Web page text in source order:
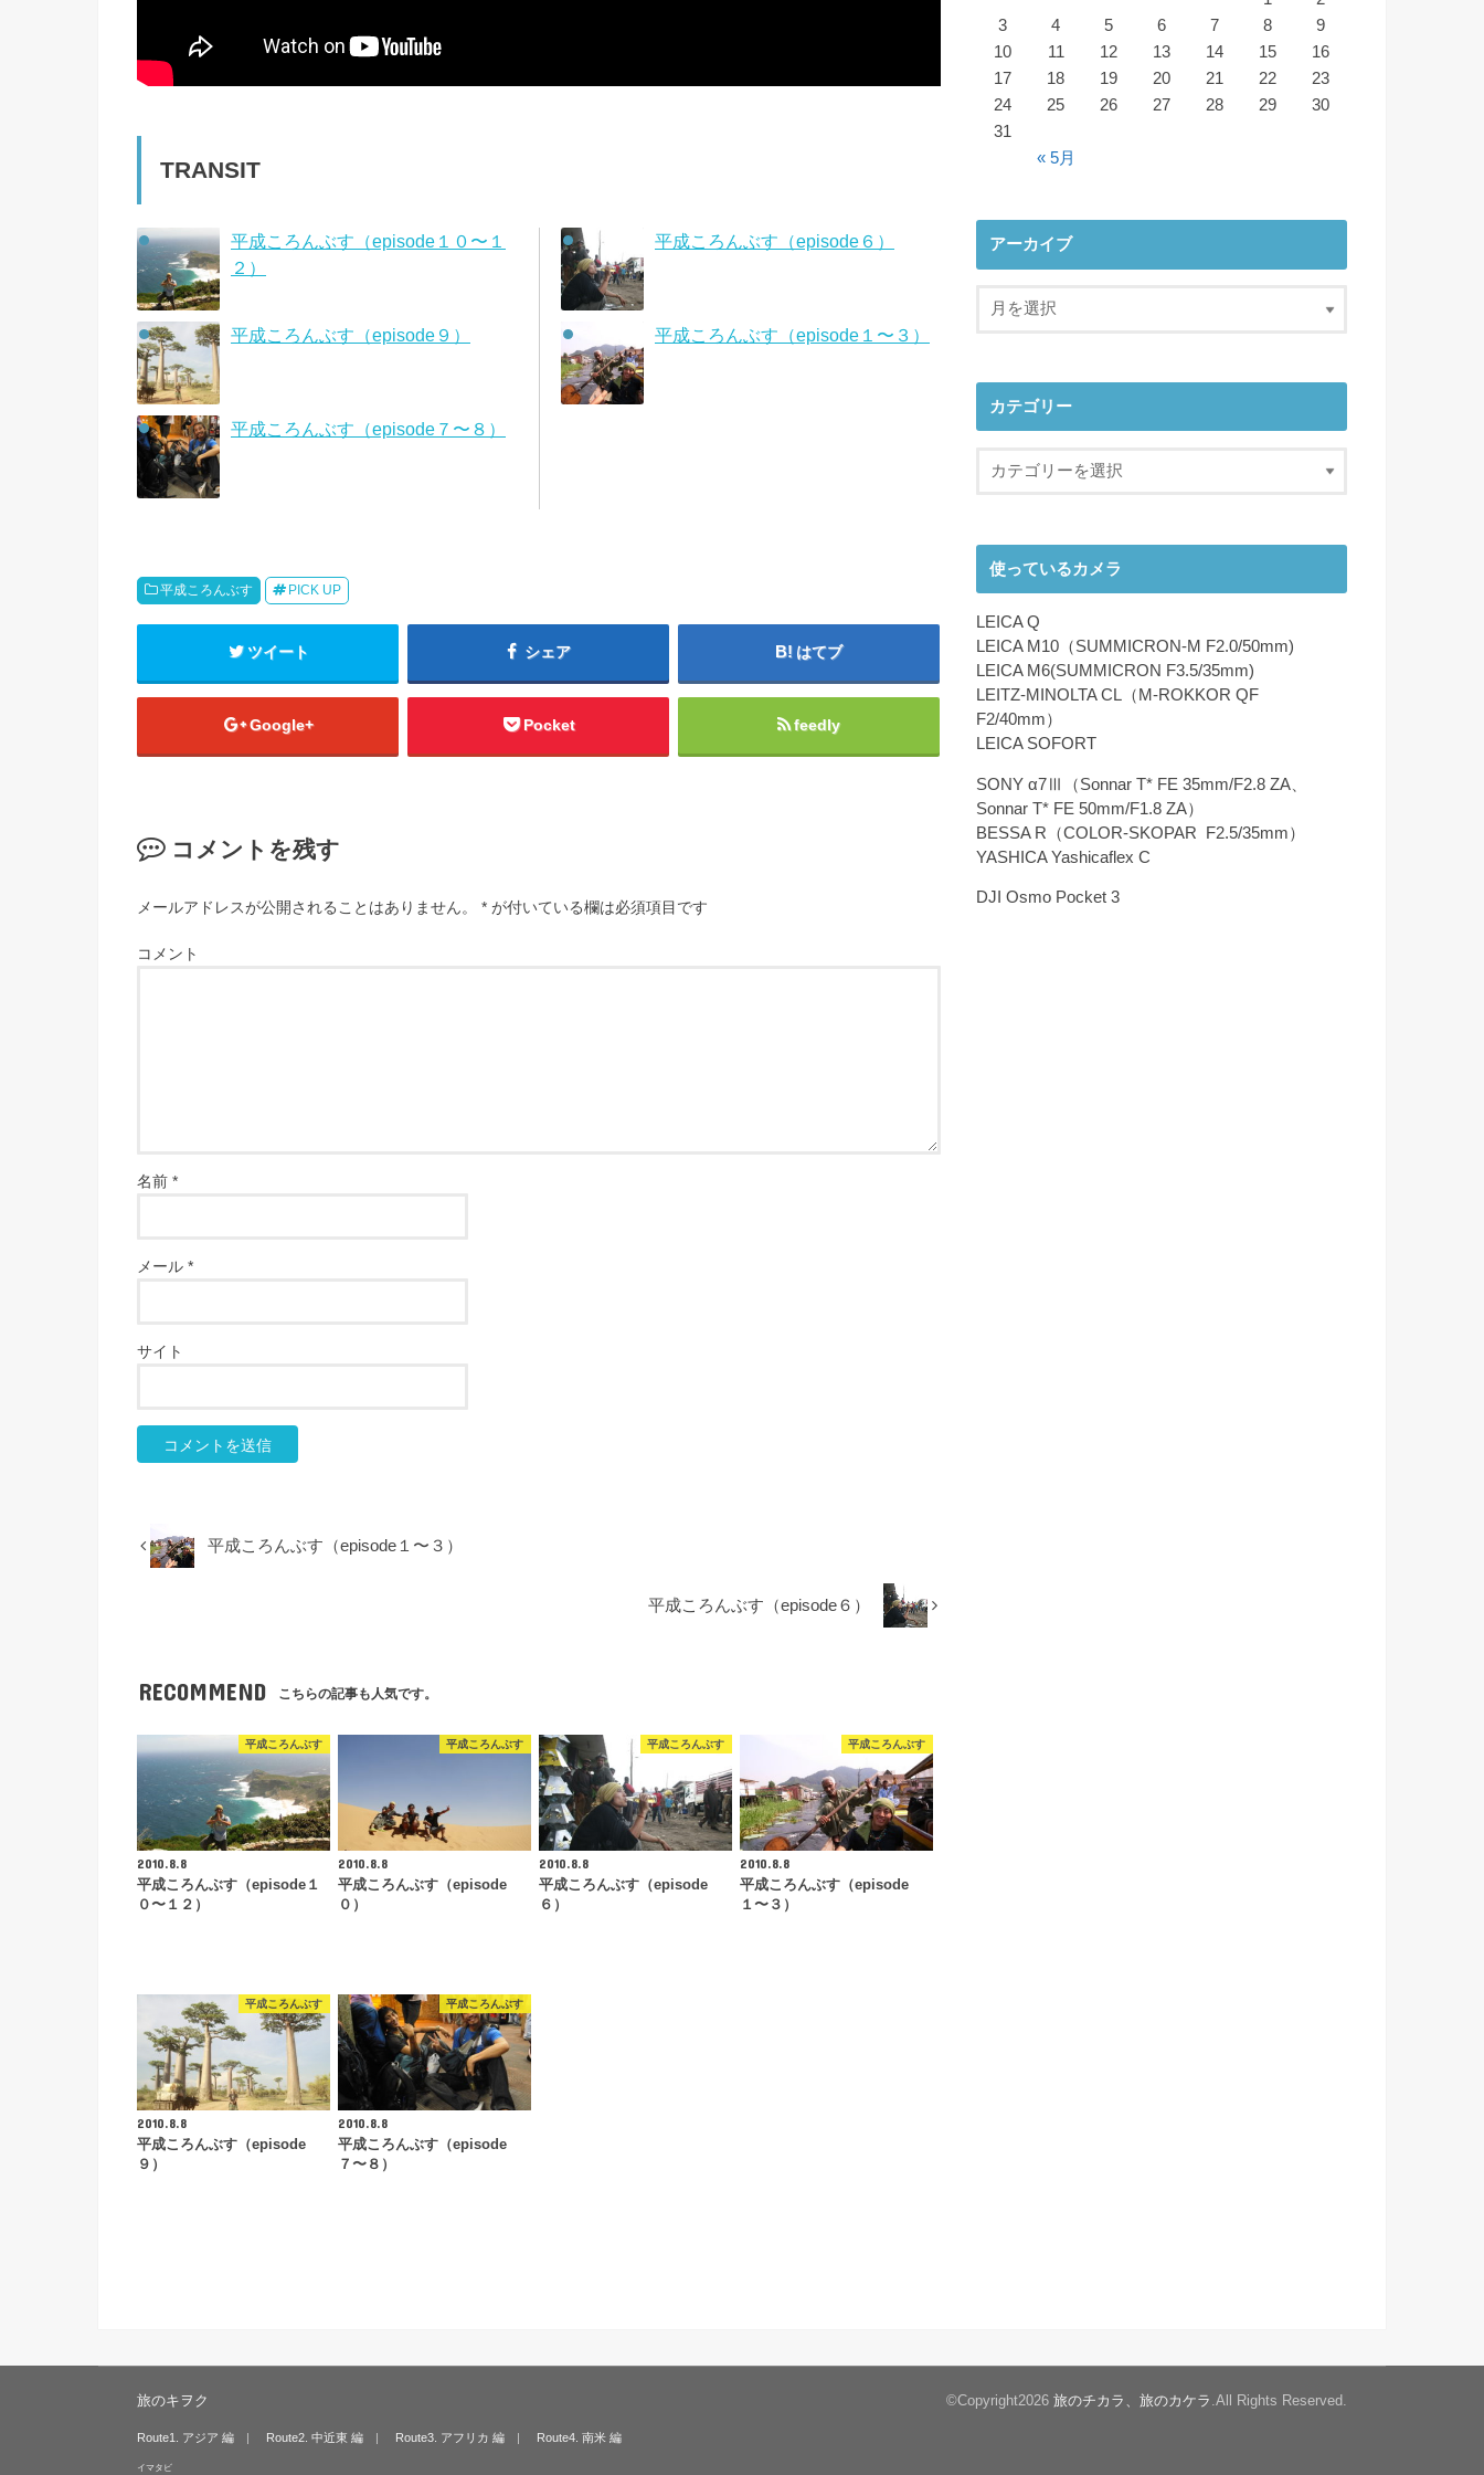
TRANSIT
平成ころんぶす（episode１０〜１
２）
平成ころんぶす（episode９）
平成ころんぶす（episode７〜８）
平成ころんぶす（episode６）
平成ころんぶす（episode１〜３）
平成ころんぶす PICK UP
ツイート シェア はてブ
Google+ Pocket feedly
コメントを残す
メールアドレスが公開されることはありません。 * が付いている欄は必須項目です
コメント
名前 *
メール *
サイト
平成ころんぶす（episode１〜３）
平成ころんぶす（episode６）
RECOMMEND こちらの記事も人気です。
平成ころんぶす
2010.8.8
平成ころんぶす（episode１
０〜１２）
平成ころんぶす
2010.8.8
平成ころんぶす（episode
０）
平成ころんぶす
2010.8.8
平成ころんぶす（episode
６）
平成ころんぶす
2010.8.8
平成ころんぶす（episode
１〜３）
平成ころんぶす
2010.8.8
平成ころんぶす（episode
９）
平成ころんぶす
2010.8.8
平成ころんぶす（episode
７〜８）
« 5月
3
4 5 6 7 8
9
10
11 12 13 14 15
16
17
18 19 20 21 22
23
24
25 26 27 28 29
30
31
アーカイブ
カテゴリー
使っているカメラ
LEICA Q
LEICA M10（SUMMICRON-M F2.0/50mm)
LEICA M6(SUMMICRON F3.5/35mm)
LEITZ-MINOLTA CL（M-ROKKOR QF
F2/40mm）
LEICA SOFORT
SONY α7Ⅲ（Sonnar T* FE 35mm/F2.8 ZA、
Sonnar T* FE 50mm/F1.8 ZA）
BESSA R（COLOR-SKOPAR F2.5/35mm）
YASHICA Yashicaflex C
DJI Osmo Pocket 3
旅のキヲク
Route1. アジア 編 Route2. 中近東 編 Route3. アフリカ 編 Route4. 南米 編
イマタビ
©Copyright2026 旅のチカラ、旅のカケラ .All Rights Reserved.